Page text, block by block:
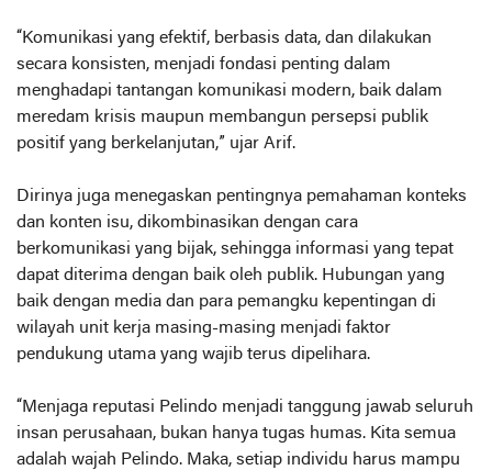
“Komunikasi yang efektif, berbasis data, dan dilakukan
secara konsisten, menjadi fondasi penting dalam
menghadapi tantangan komunikasi modern, baik dalam
meredam krisis maupun membangun persepsi publik
positif yang berkelanjutan,” ujar Arif.
Dirinya juga menegaskan pentingnya pemahaman konteks
dan konten isu, dikombinasikan dengan cara
berkomunikasi yang bijak, sehingga informasi yang tepat
dapat diterima dengan baik oleh publik. Hubungan yang
baik dengan media dan para pemangku kepentingan di
wilayah unit kerja masing-masing menjadi faktor
pendukung utama yang wajib terus dipelihara.
“Menjaga reputasi Pelindo menjadi tanggung jawab seluruh
insan perusahaan, bukan hanya tugas humas. Kita semua
adalah wajah Pelindo. Maka, setiap individu harus mampu